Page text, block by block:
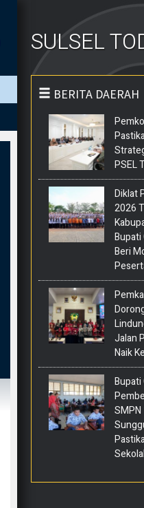
SULSEL
BERITA DAERAH
PSEL
Diklat
2026
Bupati
Beri
Jalan
Naik
Bupati
SMPN